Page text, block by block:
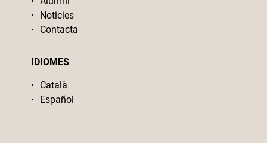
Noticies
Contacta
IDIOMES
Català
Español